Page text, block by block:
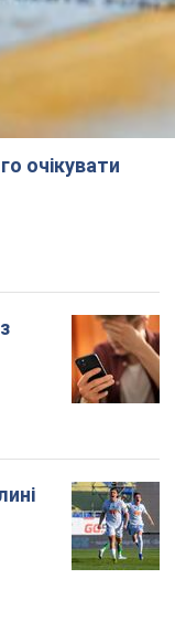
очікувати